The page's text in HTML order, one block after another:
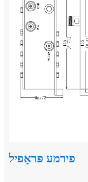
פירמע פּראָפיל